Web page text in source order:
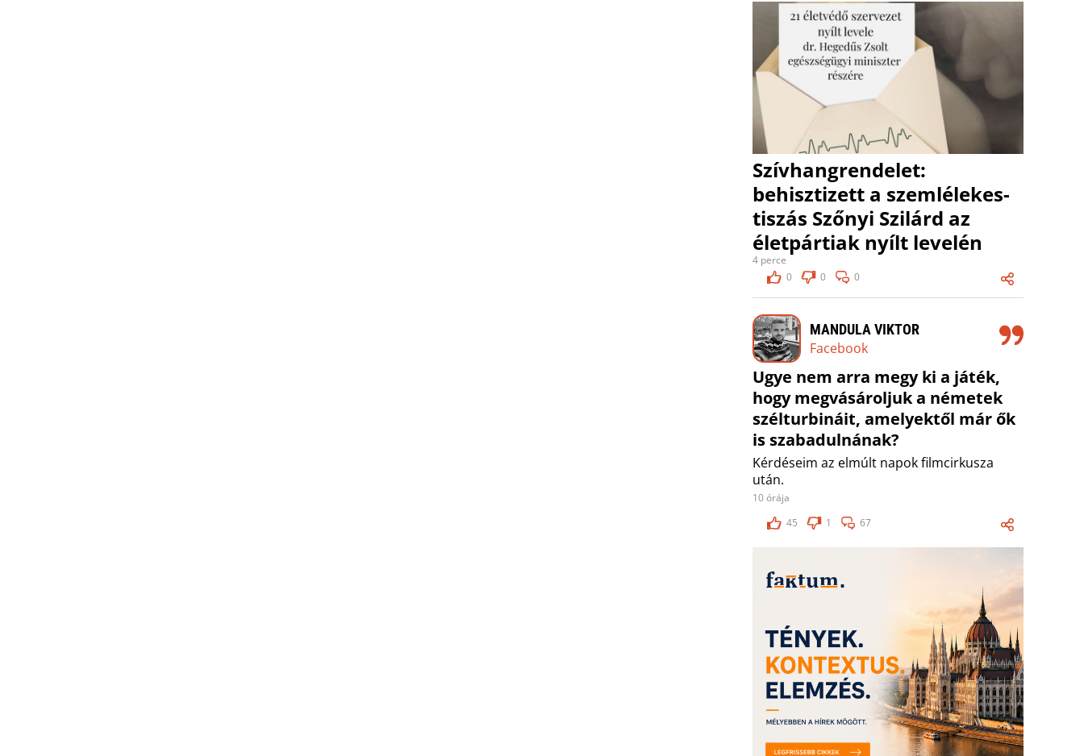
Szívhangrendelet:
behisztizett a szemlélekes-
tiszás Szőnyi Szilárd az
életpártiak nyílt levelén
4 perce
0
0 0
MANDULA VIKTOR
Facebook
Ugye nem arra megy ki a játék,
hogy megvásároljuk a németek
szélturbináit, amelyektől már ők
is szabadulnának?
Kérdéseim az elmúlt napok filmcirkusza
után.
10 órája
45
1 67